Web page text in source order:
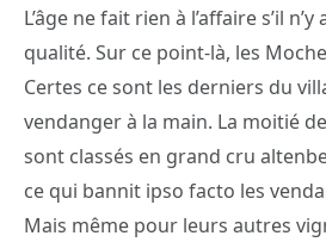
L’âge ne fait rien à l’affaire s’il
qualité. Sur ce point-là, les
Certes ce sont les derniers du
vendanger à la main. La moitié
sont classés en grand cru
ce qui bannit ipso facto les
Mais même pour leurs autres